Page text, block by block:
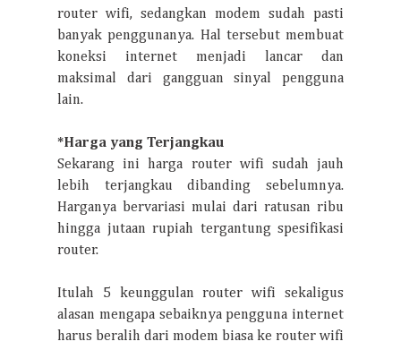
router wifi, sedangkan modem sudah pasti
banyak penggunanya. Hal tersebut membuat
koneksi internet menjadi lancar dan
maksimal dari gangguan sinyal pengguna
lain.
*Harga yang Terjangkau
Sekarang ini harga router wifi sudah jauh
lebih terjangkau dibanding sebelumnya.
Harganya bervariasi mulai dari ratusan ribu
hingga jutaan rupiah tergantung spesifikasi
router.
Itulah 5 keunggulan router wifi sekaligus
alasan mengapa sebaiknya pengguna internet
harus beralih dari modem biasa ke router wifi